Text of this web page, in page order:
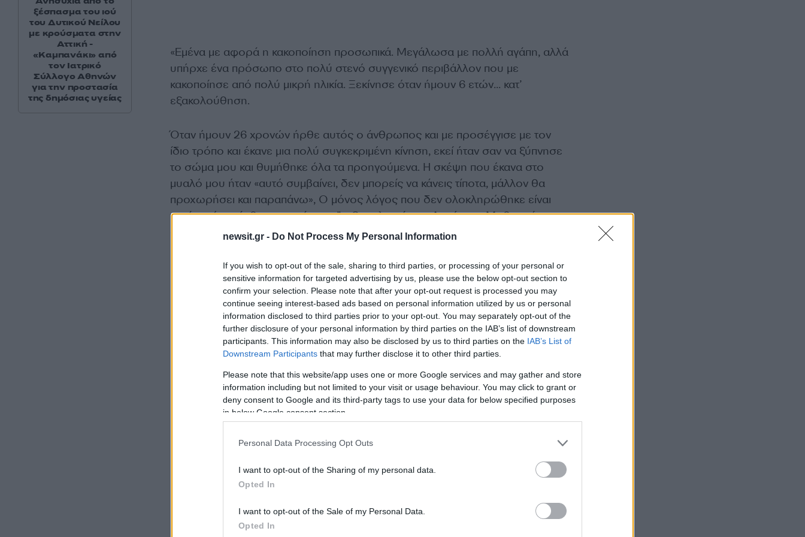
newsit.gr - Do Not Process My Personal Information
If you wish to opt-out of the sale, sharing to third parties, or processing of your personal or
sensitive information for targeted advertising by us, please use the below opt-out section to
confirm your selection. Please note that after your opt-out request is processed you may
continue seeing interest-based ads based on personal information utilized by us or personal
information disclosed to third parties prior to your opt-out. You may separately opt-out of the
further disclosure of your personal information by third parties on the IAB’s list of downstream
participants. This information may also be disclosed by us to third parties on the IAB’s List of
Downstream Participants that may further disclose it to other third parties.
Please note that this website/app uses one or more Google services and may gather and store
information including but not limited to your visit or usage behaviour. You may click to grant or
deny consent to Google and its third-party tags to use your data for below specified purposes
in below Google consent section.
Personal Data Processing Opt Outs
I want to opt-out of the Sharing of my personal data.
Opted In
I want to opt-out of the Sale of my Personal Data.
Opted In
«Εμένα με αφορά η κακοποίηση προσωπικά. Μεγάλωσα με πολλή αγάπη, αλλά
υπήρχε ένα πρόσωπο στο πολύ στενό συγγενικό περιβάλλον που με
κακοποίησε από πολύ μικρή ηλικία. Ξεκίνησε όταν ήμουν 6 ετών… κατ’
εξακολούθηση.
Όταν ήμουν 26 χρονών ήρθε αυτός ο άνθρωπος και με προσέγγισε με τον
ίδιο τρόπο και έκανε μια πολύ συγκεκριμένη κίνηση, εκεί ήταν σαν να ξύπνησε
το σώμα μου και θυμήθηκε όλα τα προηγούμενα. Η σκέψη που έκανα στο
μυαλό μου ήταν «αυτό συμβαίνει, δεν μπορείς να κάνεις τίποτα, μάλλον θα
προχωρήσει και παραπάνω», Ο μόνος λόγος που δεν ολοκληρώθηκε είναι
γιατί αυτός ο άνθρωπος πάγωσε”, εξομολογείται ο Δημήτρης Μοθωναίος και
“Όταν ήμουν μικρός δεν το καταλάβαινα. Έχω εικόνες διάσπαρτες να με
ξέσπασμα του ιού
του Δυτικού Νείλου
με κρούσματα στην
Αττική -
«Καμπανάκι» από
τον Ιατρικό
Σύλλογο Αθηνών
για την προστασία
της δημόσιας υγείας